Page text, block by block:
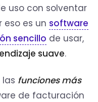
uso con solventar
eso es un software
sencillo de usar,
suave.
funciones más
de facturación